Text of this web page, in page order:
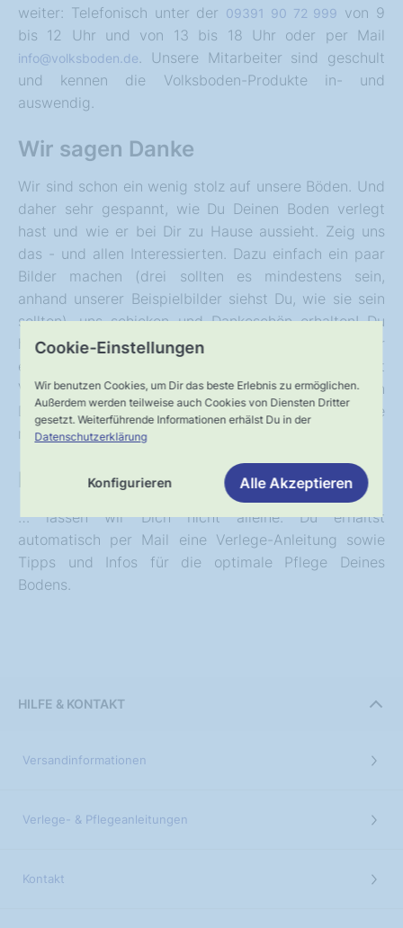
Cookie-Einstellungen
Wir benutzen Cookies, um Dir das beste Erlebnis zu ermöglichen.
Außerdem werden teilweise auch Cookies von Diensten Dritter
gesetzt. Weiterführende Informationen erhälst Du in der
Datenschutzerklärung
Konfigurieren Alle Akzeptieren
weiter: Telefonisch unter der 09391 90 72 999 von 9
bis 12 Uhr und von 13 bis 18 Uhr oder per Mail
info@volksboden.de. Unsere Mitarbeiter sind geschult
und kennen die Volksboden-Produkte in- und
auswendig.
Wir sagen Danke
Wir sind schon ein wenig stolz auf unsere Böden. Und
daher sehr gespannt, wie Du Deinen Boden verlegt
hast und wie er bei Dir zu Hause aussieht. Zeig uns
das - und allen Interessierten. Dazu einfach ein paar
Bilder machen (drei sollten es mindestens sein,
anhand unserer Beispielbilder siehst Du, wie sie sein
sollten), uns schicken und Dankeschön erhalten! Du
hast die Wahl zwischen einem Pflegeprodukt oder
einem Gutscheincode. Übrigens, wir sind mit
Volksboden auch auf Instagram oder Facebook. Wenn
Du Deine Bilder dort postet, dann darfst Du sie gerne
mit uns teilen …
Nach dem Verkauf
… lassen wir Dich nicht alleine. Du erhältst
automatisch per Mail eine Verlege-Anleitung sowie
Tipps und Infos für die optimale Pflege Deines
Bodens.
HILFE & KONTAKT
Versandinformationen
Verlege- & Pflegeanleitungen
Kontakt